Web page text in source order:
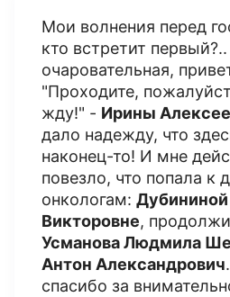
Мои волнения перед
кто встретит
очаровательная,
"Проходите,
жду!" - Ирины
дало надежду, что
наконец-то! И мне
повезло, что попала к
онкологам:
Викторовне,
Усманова Людмила
Антон Александрович
спасибо за